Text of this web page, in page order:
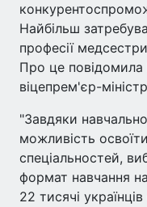
Найбільш
професії
Про це
віцепрем'єр-
"Завдяки
можливість
спеціальностей,
формат навчання
22 тисячі